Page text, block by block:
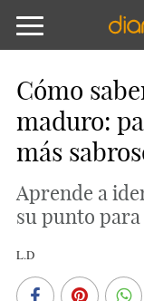
Cómo
maduro:
más
Aprende a
su punto
L.D